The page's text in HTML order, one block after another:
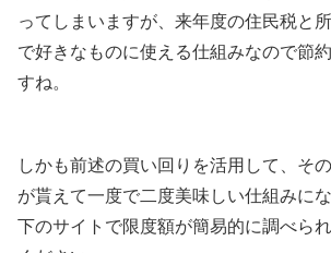
で好きなものに使える仕組みなので節
すね。
下のサイトで限度額が簡易的に調べら
ください。